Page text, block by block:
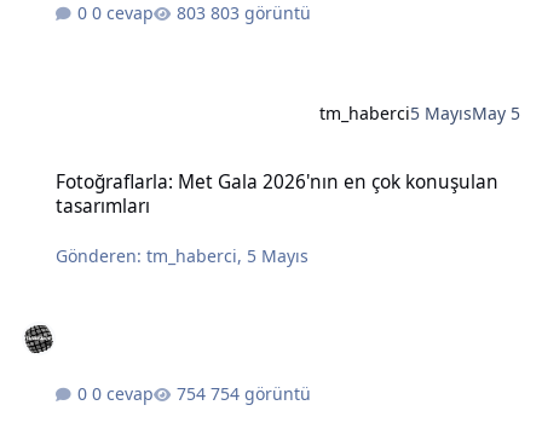
0 cevap 803 görüntü
tm_haberci5 MayısMay 5
Fotoğraflarla: Met Gala 2026'nın en çok konuşulan
tasarımları
Gönderen:tm_haberci, 5 Mayıs
0 cevap 754 görüntü